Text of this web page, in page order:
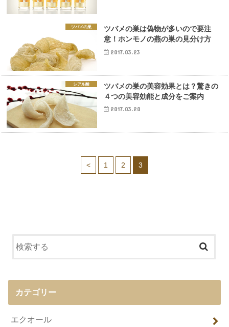
ツバメの巣
ツバメの巣は偽物が多いので要注
意！ホンモノの燕の巣の見分け方
2017.03.23
シアル酸
ツバメの巣の美容効果とは？驚きの
４つの美容効能と成分をご案内
2017.03.20
< 1 2 3
カテゴリー
エクオール